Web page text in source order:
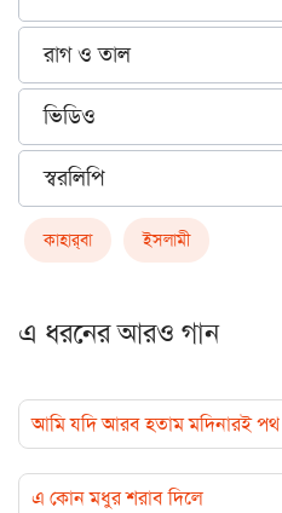
রাগ ও তাল
ভিডিও
স্বরলিপি
কাহার্‌বা ইসলামী
এ ধরনের আরও গান
আমি যদি আরব হতাম মদিনারই পথ
এ কোন মধুর শরাব দিলে